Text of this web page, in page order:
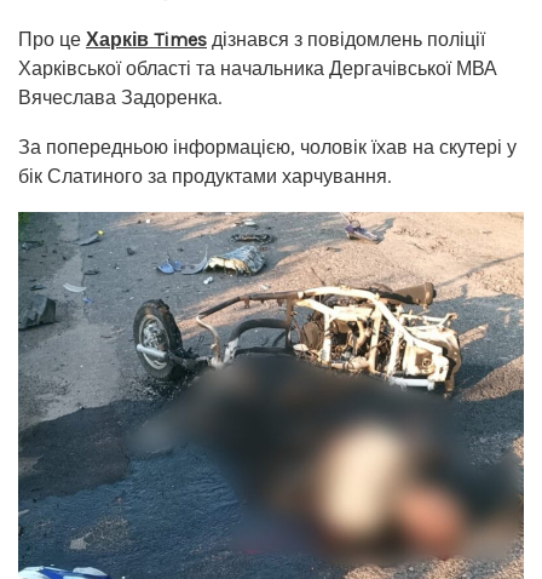
Про це Харків Times дізнався з повідомлень поліції
Харківської області та начальника Дергачівської МВА
Вячеслава Задоренка.
За попередньою інформацією, чоловік їхав на скутері у
бік Слатиного за продуктами харчування.